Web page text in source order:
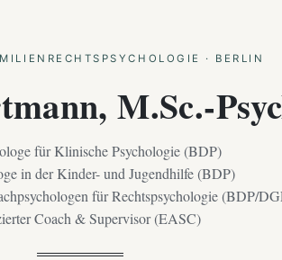
· BERLIN
M.Sc.-
für Klinische Psychologie (BDP)
in der Kinder- und Jugendhilfe (BDP)
für Rechtspsychologie (BDP/
Coach & Supervisor (EASC)